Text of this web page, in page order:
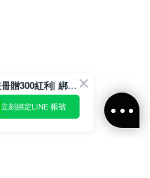
官網註冊贈300紅利| 綁定LINE再領取專屬優惠
立刻綁定LINE 帳號